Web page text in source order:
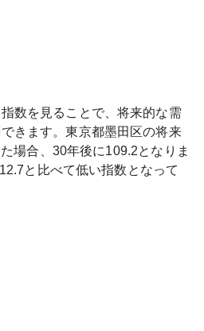
数を見ることで、将来的な需
きます。東京都墨田区の将来
場合、30年後に109.2となりま
と比べて低い指数となって